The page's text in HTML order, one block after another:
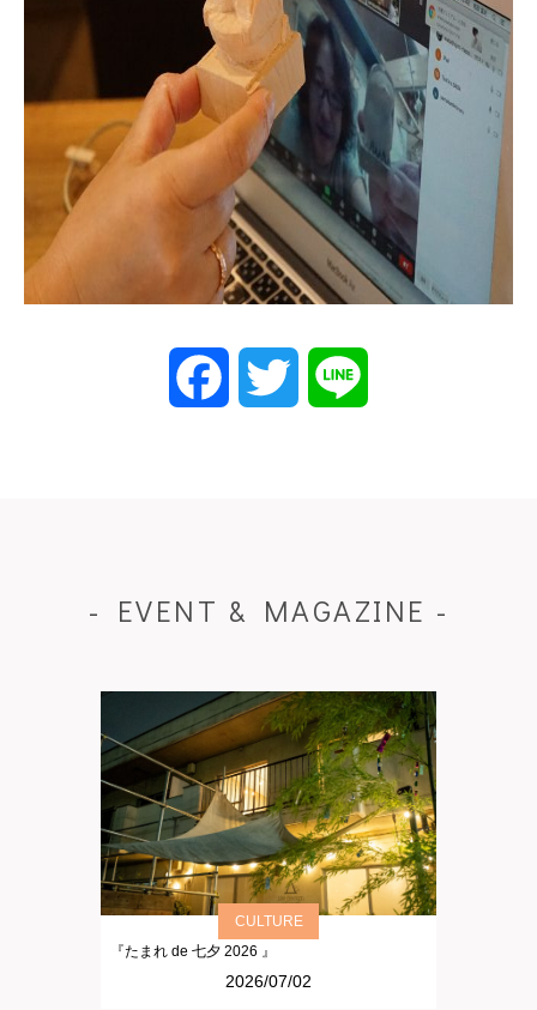
Facebook Twitter
- EVENT & MAGAZINE -
CULTURE
『たまれ de 七夕 2026 』
2026/07/02